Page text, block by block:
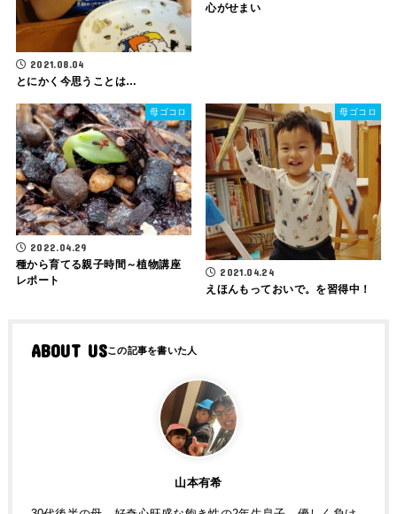
2021.08.04
とにかく今思うことは…
心がせまい
母ゴコロ
2022.04.29
種から育てる親子時間～植物講座
レポート
母ゴコロ
2021.04.24
えほんもっておいで。を習得中！
ABOUT US
山本有希